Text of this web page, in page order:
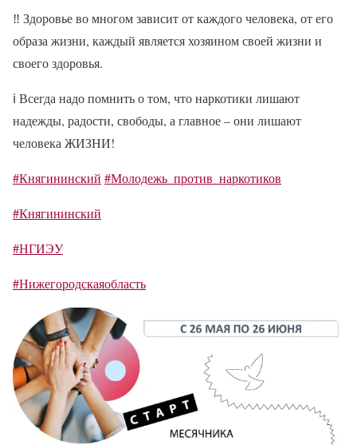
‼ Здоровье во многом зависит от каждого человека, от его
образа жизни, каждый является хозяином своей жизни и
своего здоровья.
ℹ Всегда надо помнить о том, что наркотики лишают
надежды, радости, свободы, а главное – они лишают
человека ЖИЗНИ!
#Княгининский #Молодежь_против_наркотиков
#Княгининский
#НГИЭУ
#Нижегородскаяобласть